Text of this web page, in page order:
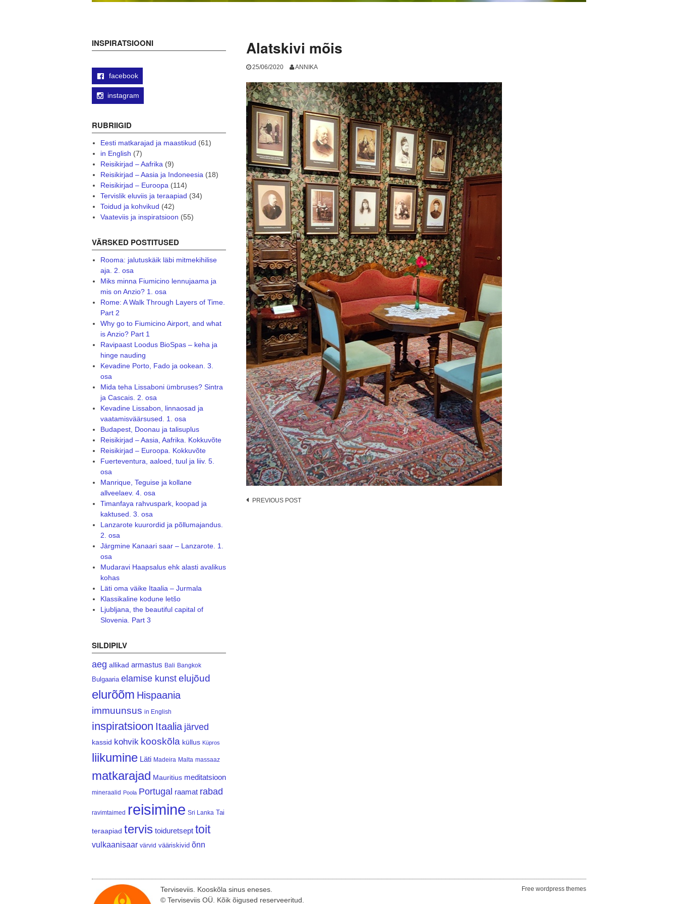
Alatskivi mõis
25/06/2020 ANNIKA
Post
PREVIOUS POST
INSPIRATSIOONI
facebook
instagram
RUBRIIGID
Eesti matkarajad ja maastikud (61)
in English (7)
Reisikirjad – Aafrika(9)
Reisikirjad – Aasia ja Indoneesia(18)
Reisikirjad – Euroopa(114)
Tervislik eluviis ja teraapiad (34)
Toidud ja kohvikud (42)
Vaateviis ja inspiratsioon (55)
VÄRSKED POSTITUSED
Rooma: jalutuskäik läbi mitmekihilise
aja. 2. osa
Miks minna Fiumicino lennujaama ja
mis on Anzio? 1. osa
Rome: A Walk Through Layers of Time.
Part 2
Why go to Fiumicino Airport, and what
is Anzio? Part 1
Ravipaast Loodus BioSpas – keha ja
hinge nauding
Kevadine Porto, Fado ja ookean. 3.
osa
Mida teha Lissaboni ümbruses? Sintra
ja Cascais. 2. osa
Kevadine Lissabon, linnaosad ja
vaatamisväärsused. 1. osa
Budapest, Doonau ja talisuplus
Reisikirjad – Aasia, Aafrika. Kokkuvõte
Reisikirjad – Euroopa. Kokkuvõte
Fuerteventura, aaloed, tuul ja liiv. 5.
osa
Manrique, Teguise ja kollane
allveelaev. 4. osa
Timanfaya rahvuspark, koopad ja
kaktused. 3. osa
Lanzarote kuurordid ja põllumajandus.
2. osa
Järgmine Kanaari saar – Lanzarote. 1.
osa
Mudaravi Haapsalus ehk alasti avalikus
kohas
Läti oma väike Itaalia – Jurmala
Klassikaline kodune letšo
Ljubljana, the beautiful capital of
Slovenia. Part 3
SILDIPILV
aeg allikad armastus Bali Bangkok
Bulgaaria elamise kunst elujõud
elurõõm Hispaania
immuunsus in English
inspiratsioon Itaalia järved
kassid kohvik kooskõla küllus Küpros
liikumine Läti Madeira Malta massaaz
matkarajad Mauritius meditatsioon
mineraalid Poola Portugal raamat rabad
ravimtaimed reisimine Sri Lanka Tai
teraapiad tervis toiduretsept toit
vulkaanisaar värvid vääriskivid õnn
Terviseviis. Kooskõla sinus eneses.
© Terviseviis OÜ. Kõik õigused reserveeritud.
Free wordpress themes